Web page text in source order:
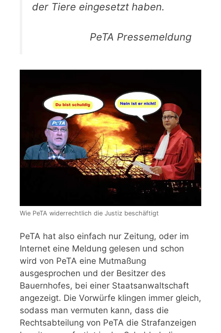
der Tiere eingesetzt haben.
PeTA Pressemeldung
Wie PeTA widerrechtlich die Justiz beschäftigt
PeTA hat also einfach nur Zeitung, oder im
Internet eine Meldung gelesen und schon
wird von PeTA eine Mutmaßung
ausgesprochen und der Besitzer des
Bauernhofes, bei einer Staatsanwaltschaft
angezeigt. Die Vorwürfe klingen immer gleich,
sodass man vermuten kann, dass die
Rechtsabteilung von PeTA die Strafanzeigen